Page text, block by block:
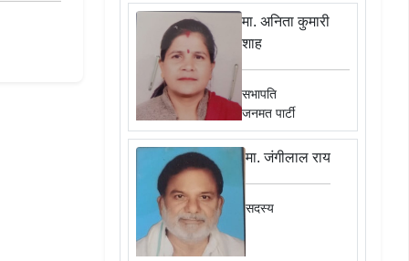
मा. अनिता कुमारी
शाह
सभापति
जनमत पार्टी
मा. जंगीलाल राय
सदस्य